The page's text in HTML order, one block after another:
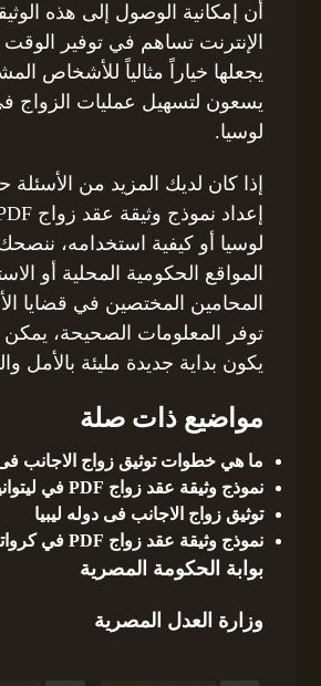
أن إمكانية الوصول إلى هذه
الإنترنت تساهم في توفير الوقت
يجعلها خياراً مثالياً للأشخاص
يسعون لتسهيل عمليات الزواج
لوسيا.
إذا كان لديك المزيد من الأسئلة
لوسيا أو كيفية استخدامه،
المواقع الحكومية المحلية أو
المحامين المختصين في قضايا
توفر المعلومات الصحيحة، يمكن
يكون بداية جديدة مليئة بالأمل
مواضيع ذات صلة
ما هي خطوات توثيق زواج الاجانب
نموذج وثيقة عقد زواج PDF في ليتوانيا
توثيق زواج الاجانب فى دوله ليبيا
نموذج وثيقة عقد زواج PDF في كرواتيا
بوابة الحكومة المصرية
وزارة العدل المصرية